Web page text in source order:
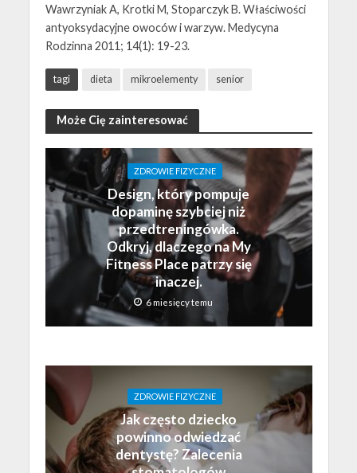
Wawrzyniak A, Krotki M, Stoparczyk B. Właściwości
antyoksydacyjne owoców i warzyw. Medycyna
Rodzinna 2011; 14(1): 19-23.
tagi dieta mikroelementy senior
Może Cię zainteresować
ZDROWIE FIZYCZNE
Design, który pompuje
dopaminę szybciej niż
przedtreningówka.
Odkryj, dlaczego na My
Fitness Place patrzy się
inaczej.
6 miesięcy temu
ZDROWIE FIZYCZNE
Jak często dziecko
powinno odwiedzać
dentystę? Zalecenia